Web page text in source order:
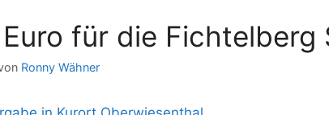
für die Fichtelberg
Ronny Wähner